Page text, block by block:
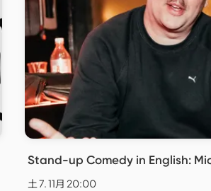
Stand-up Comedy in English:
土 7. 11月 20:00